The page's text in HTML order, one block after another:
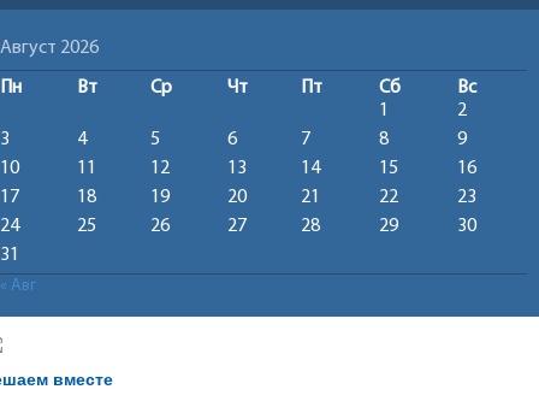
Август 2026
Пн Вт Ср Чт Пт Сб
Вс
1
2
3
4 5 6 7 8
9
10
11 12 13 14 15
16
17
18 19 20 21 22
23
24
25 26 27 28 29
30
31
« Авг
вместе